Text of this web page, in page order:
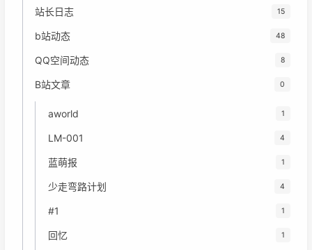
站长日志 15
b站动态 48
QQ空间动态 8
B站文章 0
aworld 1
LM-001 4
蓝萌报 1
少走弯路计划 4
#1 1
回忆 1